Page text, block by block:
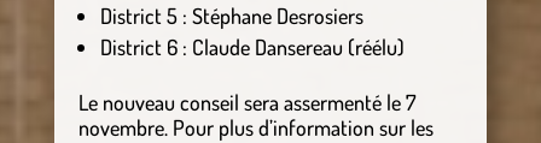
District 5 : Stéphane Desrosiers
District 6 : Claude Dansereau (réélu)
Le nouveau conseil sera assermenté le 7
novembre. Pour plus d’information sur les